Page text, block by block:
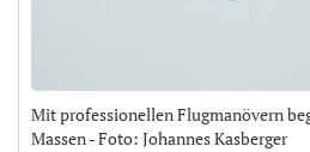
Mit professionellen Flugmanövern
Massen - Foto: Johannes Kasberger